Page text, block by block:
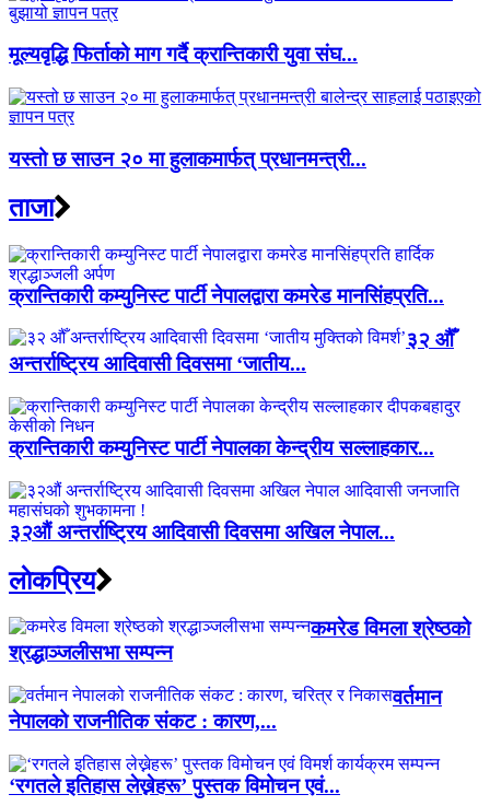
मूल्यवृद्धि फिर्ताको माग गर्दै क्रान्तिकारी युवा संघ...
यस्तो छ साउन २० मा हुलाकमार्फत् प्रधानमन्त्री...
ताजा
क्रान्तिकारी कम्युनिस्ट पार्टी नेपालद्वारा कमरेड मानसिंहप्रति...
३२ औँ
अन्तर्राष्ट्रिय आदिवासी दिवसमा ‘जातीय...
क्रान्तिकारी कम्युनिस्ट पार्टी नेपालका केन्द्रीय सल्लाहकार...
३२औं अन्तर्राष्ट्रिय आदिवासी दिवसमा अखिल नेपाल...
लाेकप्रिय
कमरेड विमला श्रेष्ठको
श्रद्धाञ्जलीसभा सम्पन्न
वर्तमान
नेपालको राजनीतिक संकट : कारण,...
‘रगतले इतिहास लेख्नेहरू’ पुस्तक विमोचन एवं...